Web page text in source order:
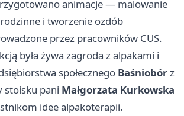
animacje — malowanie
i tworzenie ozdób
przez pracowników CUS.
była żywa zagroda z alpakami i
społecznego Baśniobórz
stoisku pani Małgorzata Kurkowska
idee alpakoterapii.